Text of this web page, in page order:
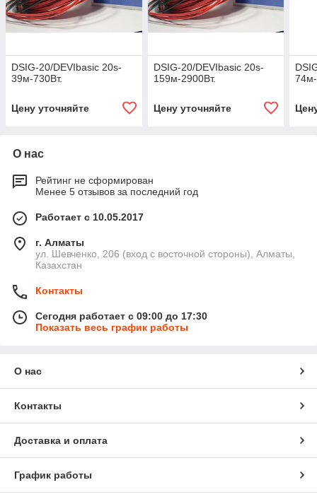
DSIG-20/DEVIbasic 20s-
39м-730Вт.
Цену уточняйте
DSIG-20/DEVIbasic 20s-
159м-2900Вт.
Цену уточняйте
О нас
Рейтинг не сформирован
Менее 5 отзывов за последний год
Работает с 10.05.2017
г. Алматы
ул. Шевченко, 206 (вход с восточной стороны), Алматы,
Казахстан
Контакты
Сегодня работает с 09:00 до 17:30
Показать весь график работы
О нас
Контакты
Доставка и оплата
График работы